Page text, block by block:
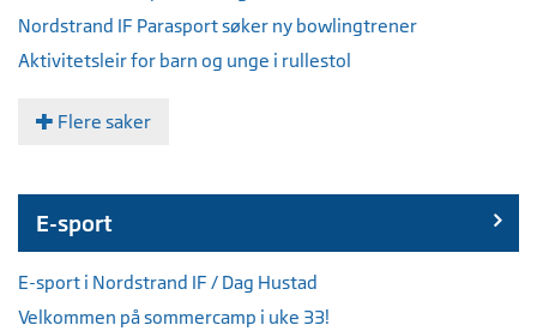
Nordstrand IF Parasport søker ny bowlingtrener
Aktivitetsleir for barn og unge i rullestol
Flere saker
E-sport
E-sport i Nordstrand IF / Dag Hustad
Velkommen på sommercamp i uke 33!